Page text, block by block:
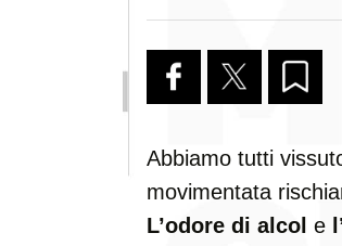
Abbiamo tutti
movimentata
L’odore di alcol e